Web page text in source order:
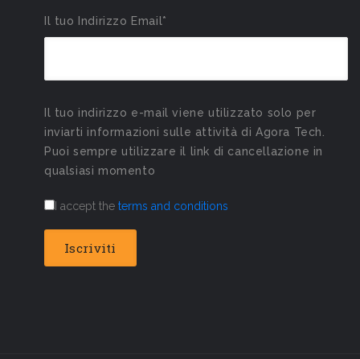
Il tuo Indirizzo Email*
Il tuo indirizzo e-mail viene utilizzato solo per
inviarti informazioni sulle attività di Agora Tech.
Puoi sempre utilizzare il link di cancellazione in
qualsiasi momento
I accept the terms and conditions